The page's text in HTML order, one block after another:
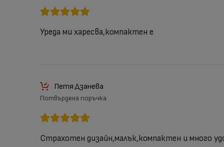
Уреда ми харесва,компактен е
Петя Дзанева
Потвърдена поръчка
Страхотен дизайн,малък,компактен и много